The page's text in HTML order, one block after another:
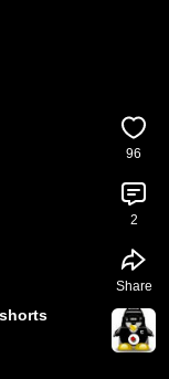
96
2
Share